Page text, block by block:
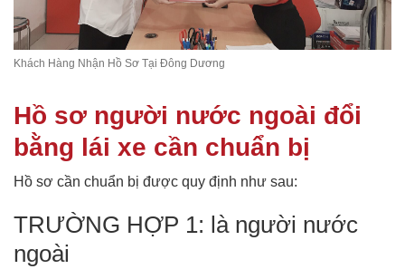
Khách Hàng Nhận Hồ Sơ Tại Đông Dương
Hồ sơ người nước ngoài đổi
bằng lái xe cần chuẩn bị
Hồ sơ cần chuẩn bị được quy định như sau:
TRƯỜNG HỢP 1: là người nước
ngoài